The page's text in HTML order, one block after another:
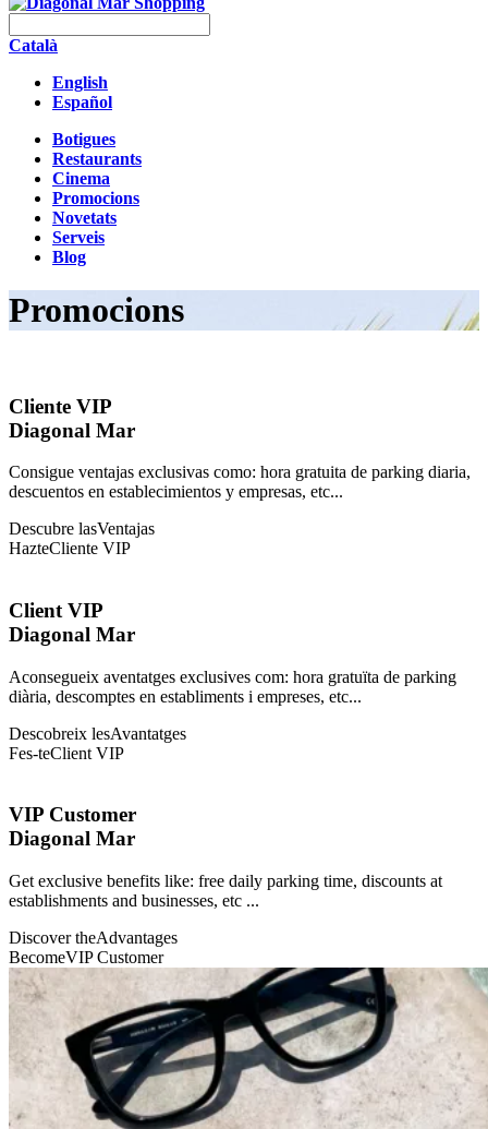
Català
English
Español
Botigues
Restaurants
Cinema
Promocions
Novetats
Serveis
Blog
Promocions
Cliente VIP
Diagonal Mar
Consigue ventajas exclusivas como: hora gratuita de parking diaria,
descuentos en establecimientos y empresas, etc...
Descubre lasVentajas
HazteCliente VIP
Client VIP
Diagonal Mar
Aconsegueix aventatges exclusives com: hora gratuïta de parking
diària, descomptes en establiments i empreses, etc...
Descobreix lesAvantatges
Fes-teClient VIP
VIP Customer
Diagonal Mar
Get exclusive benefits like: free daily parking time, discounts at
establishments and businesses, etc ...
Discover theAdvantages
BecomeVIP Customer